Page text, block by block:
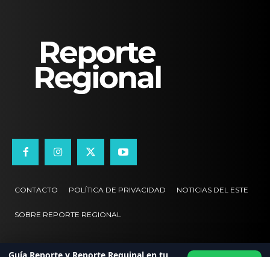
CONTACTO POLÍTICA DE PRIVACIDAD NOTICIAS DEL ESTE
SOBRE REPORTE REGIONAL